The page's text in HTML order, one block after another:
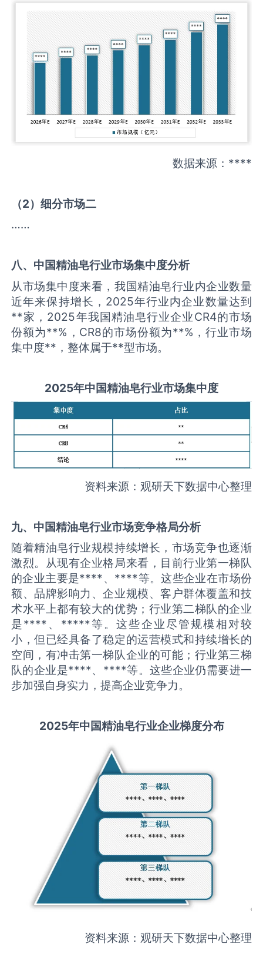
数据来源：****
（2）细分市场二
……
八、中国精油皂行业市场集中度分析
从市场集中度来看，我国精油皂行业内企业数量
近年来保持增长，2025年行业内企业数量达到
**家，2025年我国精油皂行业企业CR4的市场
份额为**%，CR8的市场份额为**%，行业市场
集中度**，整体属于**型市场。
2025年中国精油皂行业市场集中度
资料来源：观研天下数据中心整理
九、中国精油皂行业市场竞争格局分析
随着精油皂行业规模持续增长，市场竞争也逐渐
激烈。从现有企业格局来看，目前行业第一梯队
的企业主要是****、****等。这些企业在市场份
额、品牌影响力、企业规模、客户群体覆盖和技
术水平上都有较大的优势；行业第二梯队的企业
是****、*****等。这些企业尽管规模相对较
小，但已经具备了稳定的运营模式和持续增长的
空间，有冲击第一梯队企业的可能；行业第三梯
队的企业是****、****等。这些企业仍需要进一
步加强自身实力，提高企业竞争力。
2025年中国精油皂行业企业梯度分布
资料来源：观研天下数据中心整理